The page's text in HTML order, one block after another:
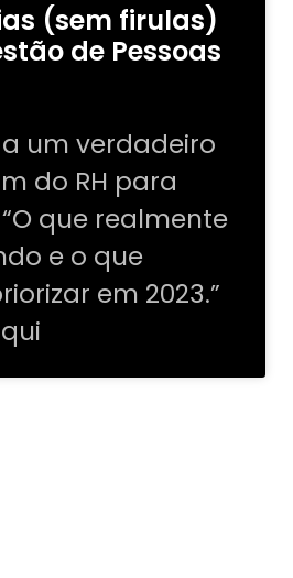
(sem firulas)
de Pessoas
um verdadeiro
do RH para
que realmente
e o que
em 2023.”